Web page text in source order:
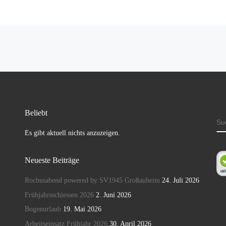
Beliebt
Es gibt aktuell nichts anzuzeigen.
Neueste Beiträge
Rochusabend powered by SV1945 Großauheim 24. Juli 2026
Frühjahrsschiessen 2026 2. Juni 2026
Bogenurlaub 19. Mai 2026
Arbeitseinsatz Frühjahr 2026 30. April 2026